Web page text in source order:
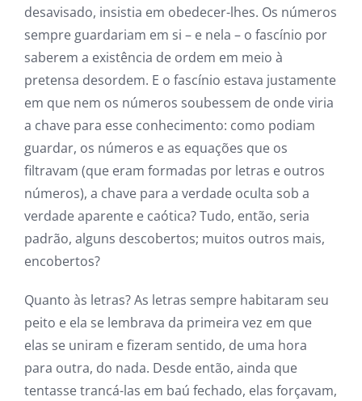
desavisado, insistia em obedecer-lhes. Os números
sempre guardariam em si – e nela – o fascínio por
saberem a existência de ordem em meio à
pretensa desordem. E o fascínio estava justamente
em que nem os números soubessem de onde viria
a chave para esse conhecimento: como podiam
guardar, os números e as equações que os
filtravam (que eram formadas por letras e outros
números), a chave para a verdade oculta sob a
verdade aparente e caótica? Tudo, então, seria
padrão, alguns descobertos; muitos outros mais,
encobertos?
Quanto às letras? As letras sempre habitaram seu
peito e ela se lembrava da primeira vez em que
elas se uniram e fizeram sentido, de uma hora
para outra, do nada. Desde então, ainda que
tentasse trancá-las em baú fechado, elas forçavam,